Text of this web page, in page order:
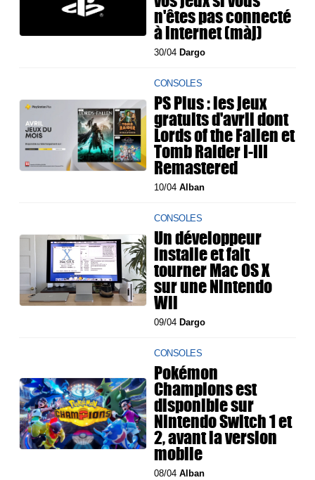
n'êtes pas connecté
à internet (màj)
30/04 Dargo
CONSOLES
PS Plus : les jeux
gratuits d'avril dont
Lords of the Fallen et
Tomb Raider I-III
Remastered
10/04Alban
CONSOLES
Un développeur
installe et fait
tourner Mac OS X
sur une Nintendo
Wii
09/04 Dargo
CONSOLES
Pokémon
Champions est
disponible sur
Nintendo Switch 1 et
2, avant la version
mobile
08/04Alban